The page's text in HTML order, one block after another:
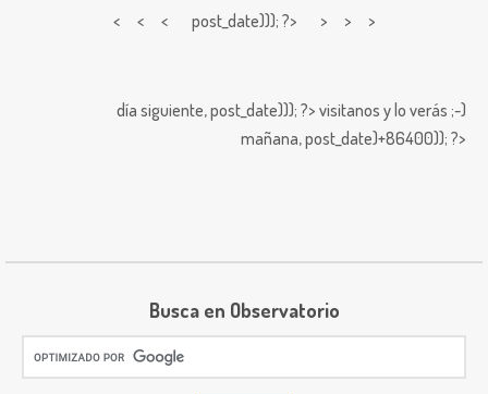
< < < post_date))); ?> > > >
día siguiente,post_date))); ?> visitanos y lo verás ;-)
mañana,post_date)+86400)); ?>
Busca en Observatorio